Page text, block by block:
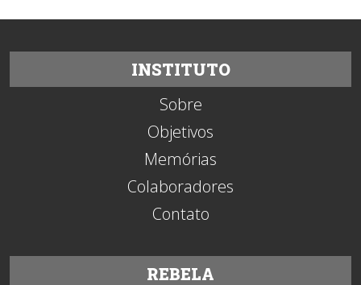
INSTITUTO
Sobre
Objetivos
Memórias
Colaboradores
Contato
REBELA